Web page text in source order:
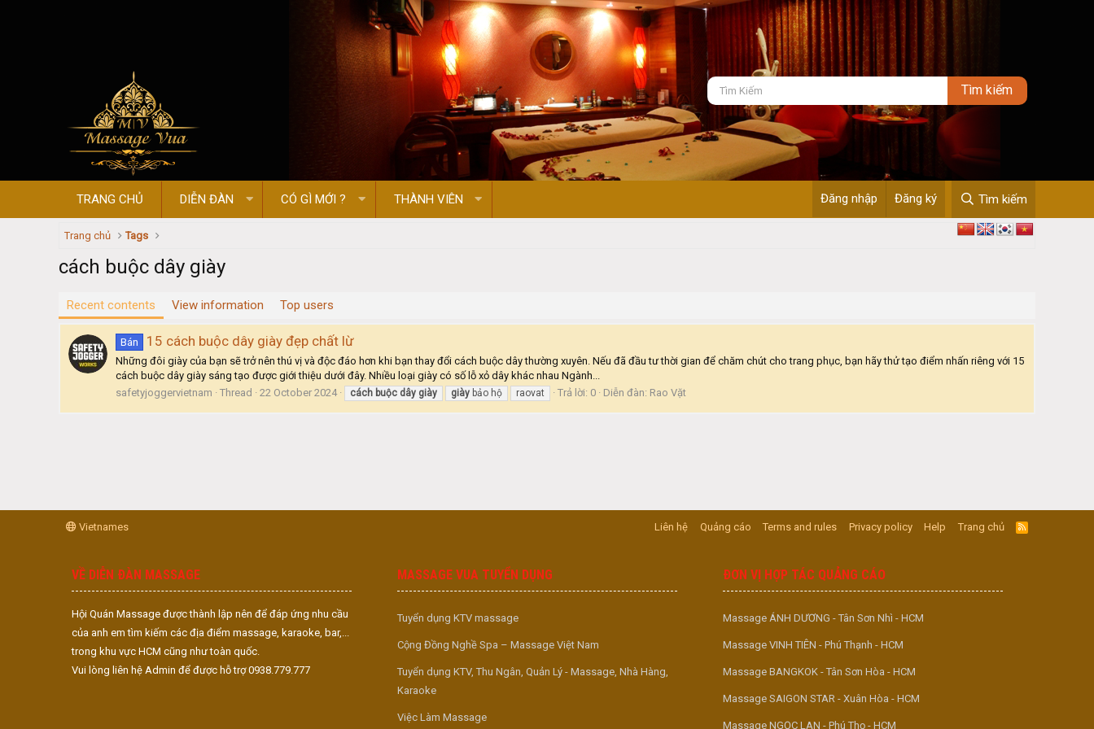
TRANG CHỦ DIỄN ĐÀN CÓ GÌ MỚI ? THÀNH VIÊN Đăng nhập Đăng ký Tìm kiếm
Trang chủ Tags
cách buộc dây giày
Recent contents View information Top users
Bán 15 cách buộc dây giày đẹp chất lừ
Những đôi giày của bạn sẽ trở nên thú vị và độc đáo hơn khi bạn thay đổi cách buộc dây thường xuyên. Nếu đã đầu tư thời gian để chăm chút cho trang phục, bạn hãy thử tạo điểm nhấn riêng với 15
cách buộc dây giày sáng tạo được giới thiệu dưới đây. Nhiều loại giày có số lỗ xỏ dây khác nhau Ngành...
safetyjoggervietnam
Thread 22 October 2024 cách buộc dây giày giày bảo hộ raovat Trả lời: 0 Diễn đàn: Rao Vặt
Vietnames Liên hệ Quảng cáo Terms and rules Privacy policy Help Trang chủ
R
S
VỀ DIỄN ĐÀN MASSAGE
Hội Quán Massage được thành lập nên để đáp ứng nhu cầu
của anh em tìm kiếm các địa điểm massage, karaoke, bar,...
trong khu vực HCM cũng như toàn quốc.
Vui lòng liên hệ Admin để được hỗ trợ 0938.779.777
MASSAGE VUA TUYỂN DỤNG
Tuyển dụng KTV massage
Cộng Đồng Nghề Spa – Massage Việt Nam
Tuyển dụng KTV, Thu Ngân, Quản Lý - Massage, Nhà Hàng,
Karaoke
Việc Làm Massage
ĐƠN VỊ HỢP TÁC QUẢNG CÁO
Massage ÁNH DƯƠNG - Tân Sơn Nhì - HCM
Massage VINH TIÊN - Phú Thạnh - HCM
Massage BANGKOK - Tân Sơn Hòa - HCM
Massage SAIGON STAR - Xuân Hòa - HCM
Massage NGỌC LAN - Phú Thọ - HCM